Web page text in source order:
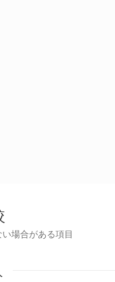
場合がある項目